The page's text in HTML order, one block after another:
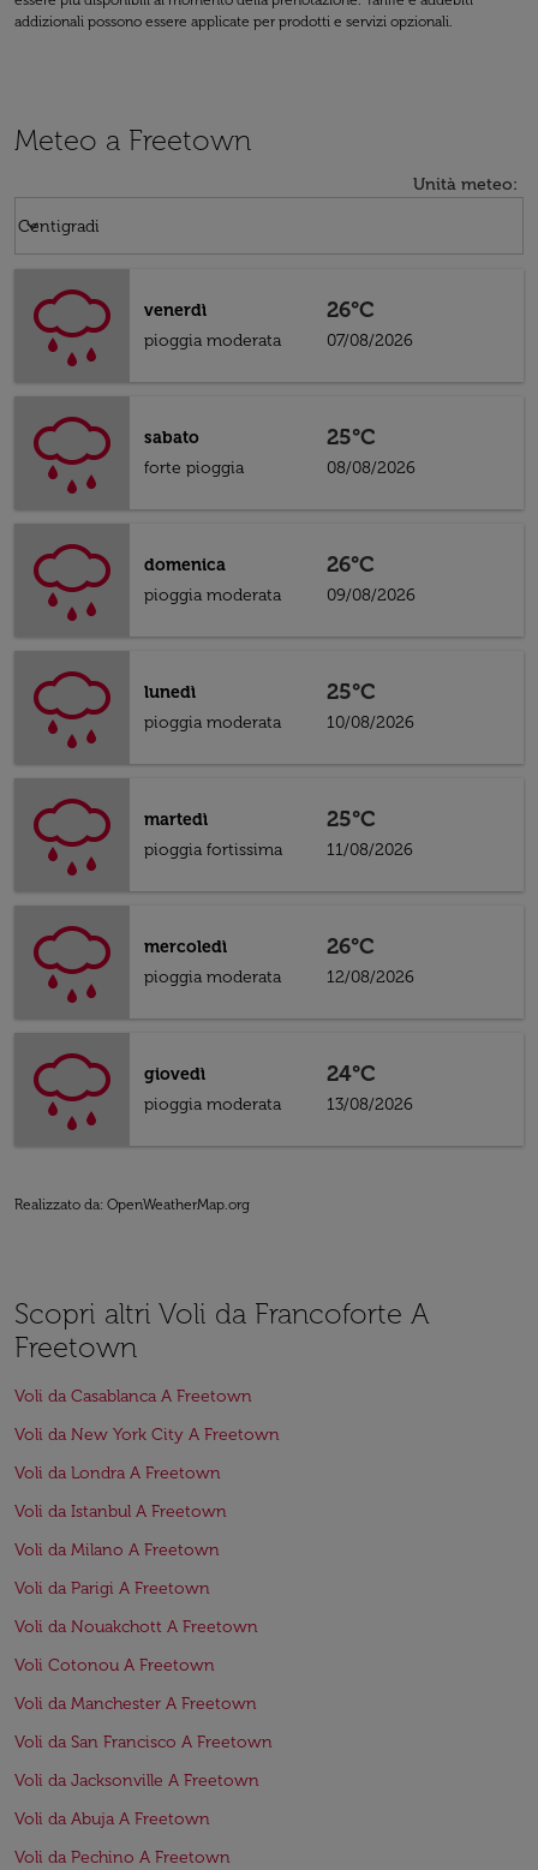
addizionali possono essere applicate per prodotti e servizi opzionali.
Meteo a Freetown
Unità meteo:
Centigradi
keyboard_arrow_down
venerdì
pioggia moderata
26°C
07/08/2026
sabato
forte pioggia
25°C
08/08/2026
domenica
pioggia moderata
26°C
09/08/2026
lunedì
pioggia moderata
25°C
10/08/2026
martedì
pioggia fortissima
25°C
11/08/2026
mercoledì
pioggia moderata
26°C
12/08/2026
giovedì
pioggia moderata
24°C
13/08/2026
Realizzato da: OpenWeatherMap.org
Scopri altri Voli da Francoforte A
Freetown
Voli da Casablanca A Freetown
Voli da New York City A Freetown
Voli da Londra A Freetown
Voli da Istanbul A Freetown
Voli da Milano A Freetown
Voli da Parigi A Freetown
Voli da Nouakchott A Freetown
Voli Cotonou A Freetown
Voli da Manchester A Freetown
Voli da San Francisco A Freetown
Voli da Jacksonville A Freetown
Voli da Abuja A Freetown
Voli da Pechino A Freetown